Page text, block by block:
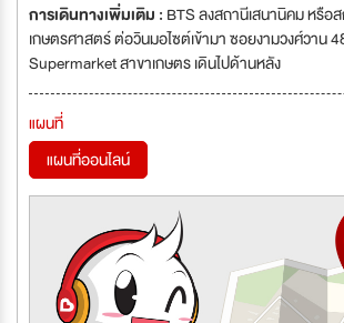
การเดินทางเพิ่มเติม : BTS ลงสถานีเสนานิคม หรือ
เกษตรศาสตร์ ต่อวินมอไซต์เข้ามา ซอยงามวงศ์วาน
Supermarket สาขาเกษตร เดินไปด้านหลัง
แผนที่
แผนที่ออนไลน์